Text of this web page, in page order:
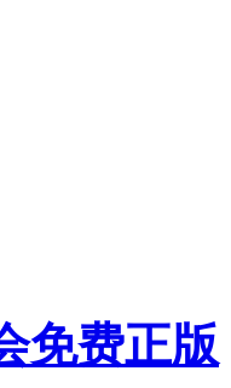
免费正版